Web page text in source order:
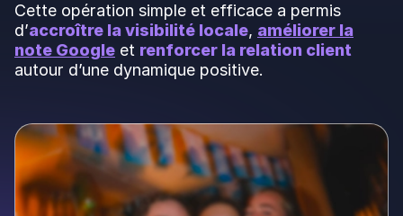
Cette opération simple et efficace a permis
d’accroître la visibilité locale, améliorer la
note Google et renforcer la relation client
autour d’une dynamique positive.